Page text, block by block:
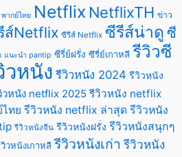
ากย์ไทย Netflix NetflixTH ข่าว
ส์Netflix ซีรีส์ Netflix ซีรีส์น่าดู ซี
แนะนํา pantip ซีรี่ย์ฝรั่ง ซีรี่ย์เกาหลี รีวิวซี
วหนัง รีวิวหนัง 2024 รีวิวหนัง
วหนัง netflix 2025 รีวิวหนัง netflix
ทย รีวิวหนัง netflix ล่าสุด รีวิวหนัง
รีวิวหนังจีน รีวิวหนังฝรั่ง รีวิวหนังสนุกๆ
วหนังเกาหลี รีวิวหนังเก่า รีวิวหนัง